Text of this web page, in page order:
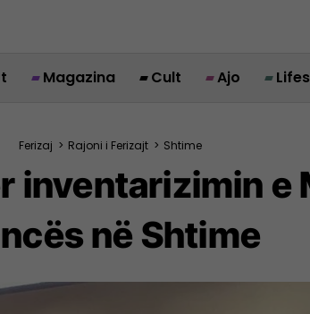
Magazina Cult Ajo
Ferizaj > Rajoni i Ferizajt > Shtime
inventarizimin e
në Shtime